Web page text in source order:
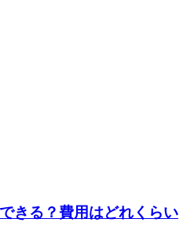
きる？費用はどれくらい